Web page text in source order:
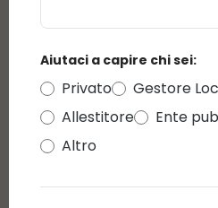
Aiutaci a capire chi sei:
Privato
Gestore
Allestitore
Ente
Altro
Al momento non sono
Potrai lasciare una
che ti arriverà per mail in